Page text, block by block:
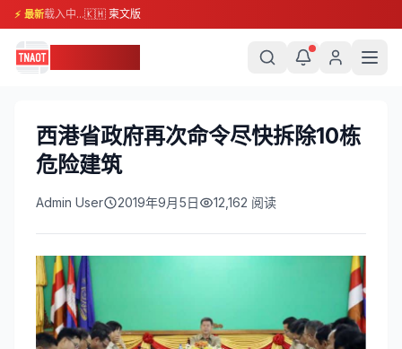
⚡ 最新载入中...🇰🇭 柬文版
西港省政府再次命令尽快拆除10栋
危险建筑
Admin User 2019年9月5日 12,162 阅读